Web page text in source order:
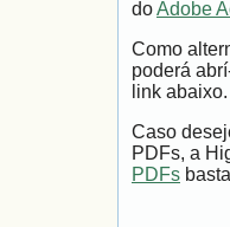
doAdobe
Como
poderá
link abaixo.
Caso
PDFs, a
PDFs